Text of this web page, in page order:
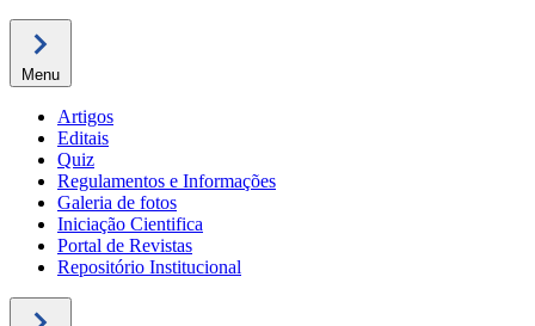
Menu
Artigos
Editais
Quiz
Regulamentos e Informações
Galeria de fotos
Iniciação Cientifica
Portal de Revistas
Repositório Institucional